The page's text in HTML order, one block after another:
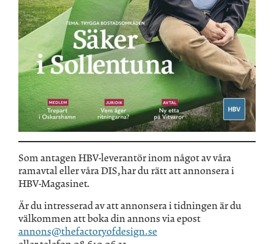
Som antagen HBV-leverantör inom något av våra
ramavtal eller våra DIS, har du rätt att annonsera i
HBV-Magasinet.
Är du intresserad av att annonsera i tidningen är du
välkommen att boka din annons via epost
annons@thefactoryofdesign.se